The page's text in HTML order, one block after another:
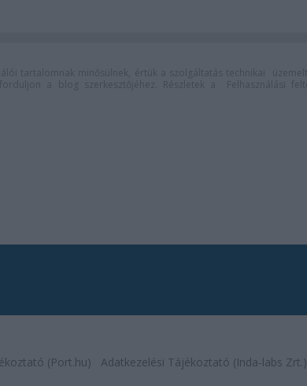
(Port.hu) Adatkezelési Tájékoztató (Inda-labs Zrt.)